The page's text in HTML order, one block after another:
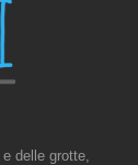
delle grotte,